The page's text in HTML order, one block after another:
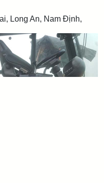
Long An, Nam Định,